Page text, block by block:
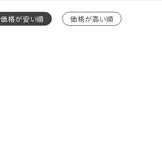
価格が安い順 価格が高い順